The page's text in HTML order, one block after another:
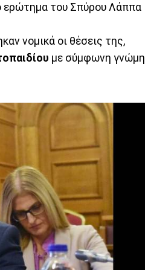
ερώτημα του Σπύρου Λάππα
νομικά οι θέσεις της,
με σύμφωνη γνώμη